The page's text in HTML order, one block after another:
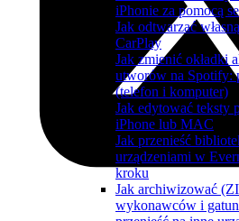
iPhonie za pomocą
Jak odtwarzać
CarPlay
Jak zmienić okładki
utworów na Spotify:
(telefon i komputer)
Jak edytować teksty
iPhone lub MAC
Jak przenieść
urządzeniami w
kroku
Jak archiwizować
wykonawców i